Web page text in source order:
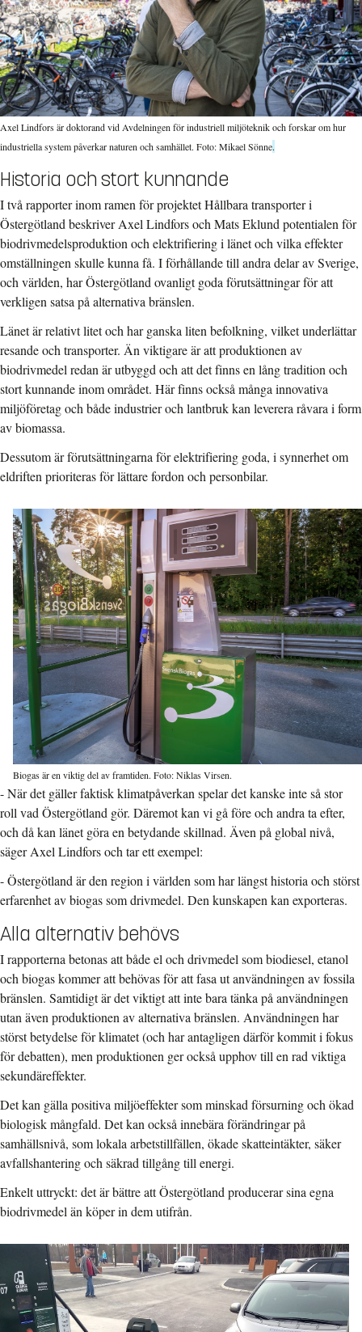
Axel Lindfors är doktorand vid Avdelningen för industriell miljöteknik och forskar om hur
industriella system påverkar naturen och samhället. Foto: Mikael Sönne.
Historia och stort kunnande
I två rapporter inom ramen för projektet Hållbara transporter i
Östergötland beskriver Axel Lindfors och Mats Eklund potentialen för
biodrivmedelsproduktion och elektrifiering i länet och vilka effekter
omställningen skulle kunna få. I förhållande till andra delar av Sverige,
och världen, har Östergötland ovanligt goda förutsättningar för att
verkligen satsa på alternativa bränslen.
Länet är relativt litet och har ganska liten befolkning, vilket underlättar
resande och transporter. Än viktigare är att produktionen av
biodrivmedel redan är utbyggd och att det finns en lång tradition och
stort kunnande inom området. Här finns också många innovativa
miljöföretag och både industrier och lantbruk kan leverera råvara i form
av biomassa.
Dessutom är förutsättningarna för elektrifiering goda, i synnerhet om
eldriften prioriteras för lättare fordon och personbilar.
Biogas är en viktig del av framtiden. Foto: Niklas Virsen.
- När det gäller faktisk klimatpåverkan spelar det kanske inte så stor
roll vad Östergötland gör. Däremot kan vi gå före och andra ta efter,
och då kan länet göra en betydande skillnad. Även på global nivå,
säger Axel Lindfors och tar ett exempel:
- Östergötland är den region i världen som har längst historia och störst
erfarenhet av biogas som drivmedel. Den kunskapen kan exporteras.
Alla alternativ behövs
I rapporterna betonas att både el och drivmedel som biodiesel, etanol
och biogas kommer att behövas för att fasa ut användningen av fossila
bränslen. Samtidigt är det viktigt att inte bara tänka på användningen
utan även produktionen av alternativa bränslen. Användningen har
störst betydelse för klimatet (och har antagligen därför kommit i fokus
för debatten), men produktionen ger också upphov till en rad viktiga
sekundäreffekter.
Det kan gälla positiva miljöeffekter som minskad försurning och ökad
biologisk mångfald. Det kan också innebära förändringar på
samhällsnivå, som lokala arbetstillfällen, ökade skatteintäkter, säker
avfallshantering och säkrad tillgång till energi.
Enkelt uttryckt: det är bättre att Östergötland producerar sina egna
biodrivmedel än köper in dem utifrån.